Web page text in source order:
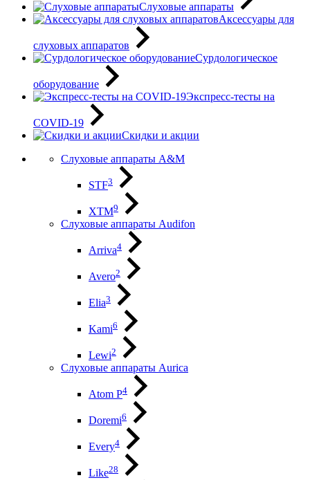
Слуховые аппараты
Аксессуары для
слуховых аппаратов
Сурдологическое
оборудование
Экспресс-тесты на
COVID-19
Скидки и акции
Слуховые аппараты A&M
STF3
XTM9
Слуховые аппараты Audifon
Arriva4
Avero2
Elia3
Kami6
Lewi2
Слуховые аппараты Aurica
Atom P4
Doremi6
Every4
Like28